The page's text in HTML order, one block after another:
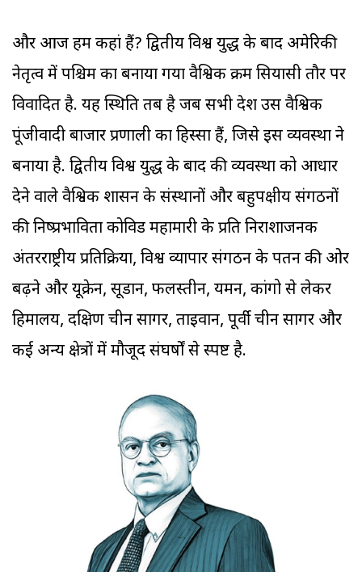
और आज हम कहां हैं? द्वितीय विश्व युद्ध के बाद अमेरिकी
नेतृत्व में पश्चिम का बनाया गया वैश्विक क्रम सियासी तौर पर
विवादित है. यह स्थिति तब है जब सभी देश उस वैश्विक
पूंजीवादी बाजार प्रणाली का हिस्सा हैं, जिसे इस व्यवस्था ने
बनाया है. द्वितीय विश्व युद्ध के बाद की व्यवस्था को आधार
देने वाले वैश्विक शासन के संस्थानों और बहुपक्षीय संगठनों
की निष्प्रभाविता कोविड महामारी के प्रति निराशाजनक
अंतरराष्ट्रीय प्रतिक्रिया, विश्व व्यापार संगठन के पतन की ओर
बढ़ने और यूक्रेन, सूडान, फलस्तीन, यमन, कांगो से लेकर
हिमालय, दक्षिण चीन सागर, ताइवान, पूर्वी चीन सागर और
कई अन्य क्षेत्रों में मौजूद संघर्षों से स्पष्ट है.